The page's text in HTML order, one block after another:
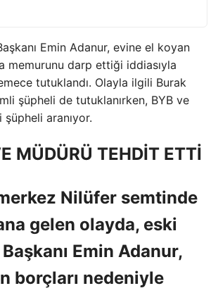
Emin Adanur, evine el koyan
memurunu darp ettiği iddiasıyla
tutuklandı. Olayla ilgili Burak
şüpheli de tutuklanırken, BYB ve
şüpheli aranıyor.
MÜDÜRÜ TEHDİT ETTİ
Nilüfer semtinde
gelen olayda, eski
Emin Adanur,
borçları nedeniyle